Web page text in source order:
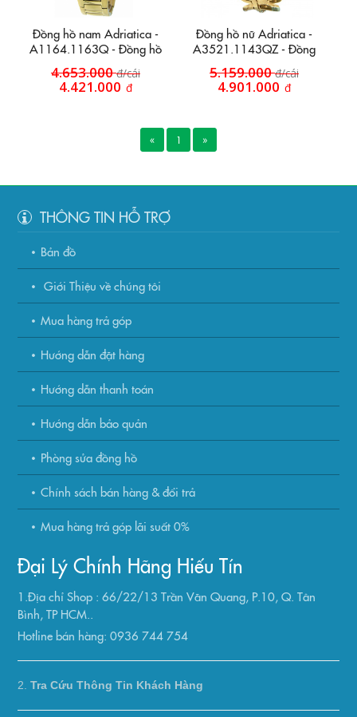
Đồng hồ nam Adriatica -
A1164.1163Q - Đồng hồ
4.653.000đ/cái
4.421.000 đ
Đồng hồ nữ Adriatica -
A3521.1143QZ - Đồng
5.159.000đ/cái
4.901.000 đ
« 1 »
THÔNG TIN HỖ TRỢ
Bản đồ
Giới Thiệu về chúng tôi
Mua hàng trả góp
Hướng dẫn đặt hàng
Hướng dẫn thanh toán
Hướng dẫn bảo quản
Phòng sửa đồng hồ
Chính sách bán hàng & đổi trả
Mua hàng trả góp lãi suất 0%
Đại Lý Chính Hãng Hiếu Tín
1.Địa chỉ Shop : 66/22/13 Trần Văn Quang, P.10, Q. Tân
Bình, TP HCM..
Hotline bán hàng: 0936 744 754
2.Tra Cứu Thông Tin Khách Hàng